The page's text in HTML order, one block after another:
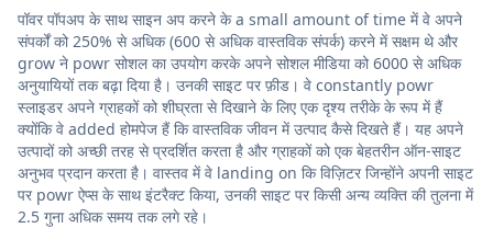
पॉवर पॉपअप के साथ साइन अप करने के a small amount of time में वे अपने
संपर्कों को 250% से अधिक (600 से अधिक वास्तविक संपर्क) करने में सक्षम थे और
grow ने powr सोशल का उपयोग करके अपने सोशल मीडिया को 6000 से अधिक
अनुयायियों तक बढ़ा दिया है। उनकी साइट पर फ़ीड। वे constantly powr
स्लाइडर अपने ग्राहकों को शीघ्रता से दिखाने के लिए एक दृश्य तरीके के रूप में हैं
क्योंकि वे added होमपेज हैं कि वास्तविक जीवन में उत्पाद कैसे दिखते हैं। यह अपने
उत्पादों को अच्छी तरह से प्रदर्शित करता है और ग्राहकों को एक बेहतरीन ऑन-साइट
अनुभव प्रदान करता है। वास्तव में वे landing on कि विज़िटर जिन्होंने अपनी साइट
पर powr ऐप्स के साथ इंटरैक्ट किया, उनकी साइट पर किसी अन्य व्यक्ति की तुलना में
2.5 गुना अधिक समय तक लगे रहे।